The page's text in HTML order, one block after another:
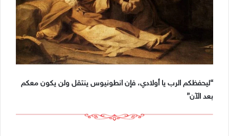
“ليحفظكم الرب يا أولادي، فإن انطونيوس ينتقل ولن يكون معكم
بعد الآن”